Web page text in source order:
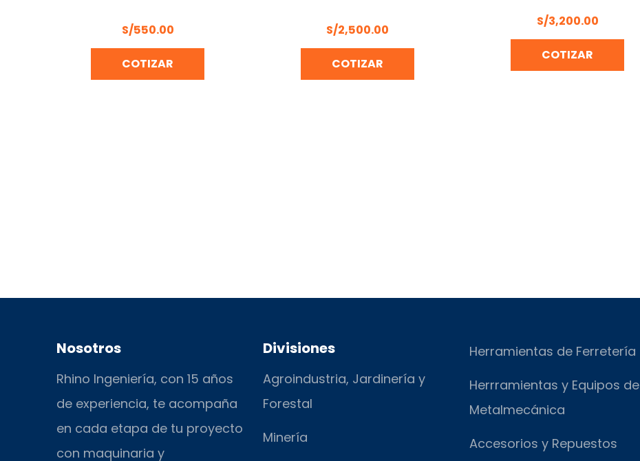
S/550.00
COTIZAR
S/2,500.00
COTIZAR
S/3,200.00
COTIZAR
Nosotros
Rhino Ingeniería, con 15 años
de experiencia, te acompaña
en cada etapa de tu proyecto
con maquinaria y
Divisiones
Agroindustria, Jardinería y
Forestal
Minería
Herramientas de Ferretería
Herrramientas y Equipos de
Metalmecánica
Accesorios y Repuestos